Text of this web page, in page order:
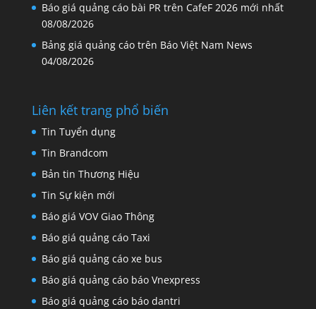
Báo giá quảng cáo bài PR trên CafeF 2026 mới nhất
08/08/2026
Bảng giá quảng cáo trên Báo Việt Nam News
04/08/2026
Liên kết trang phổ biến
Tin Tuyển dụng
Tin Brandcom
Bản tin Thương Hiệu
Tin Sự kiện mới
Báo giá VOV Giao Thông
Báo giá quảng cáo Taxi
Báo giá quảng cáo xe bus
Báo giá quảng cáo báo Vnexpress
Báo giá quảng cáo báo dantri